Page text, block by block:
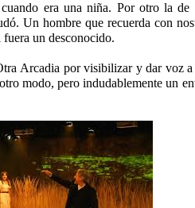
era una niña. Por otro la
Un hombre que recuerda con
un desconocido.
Arcadia por visibilizar y dar voz
modo, pero indudablemente un